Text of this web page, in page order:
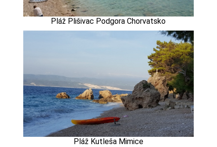
Pláž Plišivac Podgora Chorvatsko
Pláž Kutleša Mimice